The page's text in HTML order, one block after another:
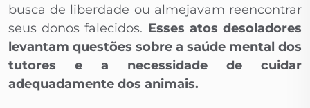
busca de liberdade ou almejavam reencontrar
seus donos falecidos. Esses atos desoladores
levantam questões sobre a saúde mental dos
tutores e a necessidade de cuidar
adequadamente dos animais.